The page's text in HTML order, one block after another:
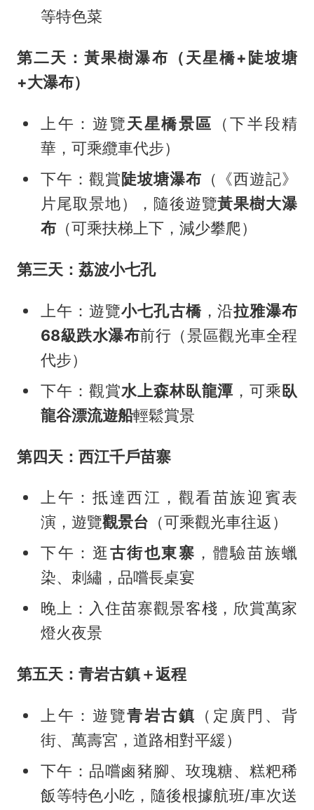
等特色菜
第二天：黃果樹瀑布（天星橋+陡坡塘
+大瀑布）
上午：遊覽天星橋景區
（下半段精
華，可乘纜車代步）
下午：觀賞陡坡塘瀑布 （《西遊記》
片尾取景地），隨後遊覽黃果樹大瀑
布 （可乘扶梯上下，減少攀爬）
第三天：荔波小七孔
上午：遊覽小七孔古橋，沿拉雅瀑布
68級跌水瀑布前行（景區觀光車全程
代步）
下午：觀賞水上森林臥龍潭 ，可乘臥
龍谷漂流遊船輕鬆賞景
第四天：西江千戶苗寨
上午：抵達西江，觀看苗族迎賓表
演，遊覽觀景台 （可乘觀光車往返）
下午：逛古街也東寨 ，體驗苗族蠟
染、刺繡，品嚐長桌宴
晚上：入住苗寨觀景客棧，欣賞萬家
燈火夜景
第五天：青岩古鎮＋返程
上午：遊覽青岩古鎮 （定廣門、背
街、萬壽宮，道路相對平緩）
下午：品嚐鹵豬腳、玫瑰糖、糕粑稀
飯等特色小吃，隨後根據航班/車次送